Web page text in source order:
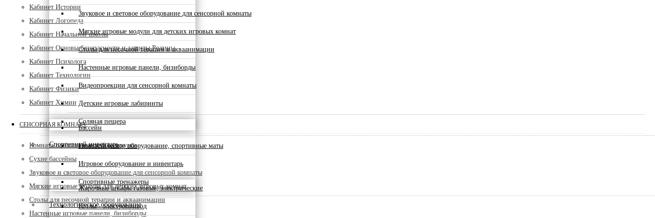
Звуковое и световое оборудование для сенсорной комнаты
Мягкие игровые модули для детских игровых комнат
Столы для песочной терапии и акваанимации
Настенные игровые панели, бизиборды
Видеопроекции для сенсорной комнаты
Детские игровые лабиринты
Соляная пещера
Спортивный инвентарь
Бассейн
Гимнастическое оборудование, спортивные маты
Игровое оборудование и инвентарь
Спортивные тренажеры
Технологическое оборудование
Жарочные шкафы газовые, электрические
Котлы - электропривод
Кабинет Истории
Кабинет Логопеда
Кабинет Начальной школы
Кабинет Основы безопасности и защиты Родины
Кабинет Психолога
Кабинет Технологии
Кабинет Физики
Кабинет Химии
СЕНСОРНАЯ КОМНАТА
Комната психологической разгрузки
Сухие бассейны
Звуковое и световое оборудование для сенсорной комнаты
Мягкие игровые модули для детских игровых комнат
Столы для песочной терапии и акваанимации
Настенные игровые панели, бизиборды